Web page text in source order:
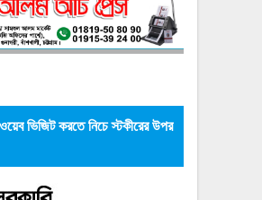
ভিজিট করতে নিচে স্টকীরের উপর